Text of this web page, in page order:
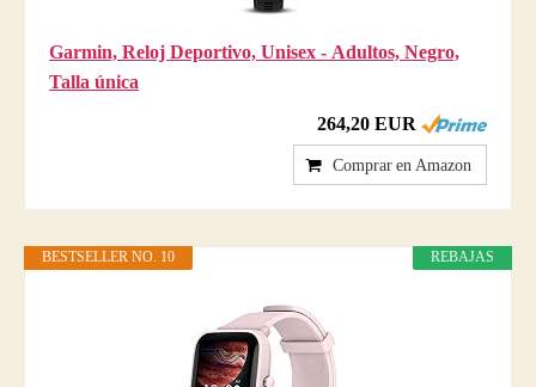
Garmin, Reloj Deportivo, Unisex - Adultos, Negro,
Talla única
264,20 EUR
Comprar en Amazon
REBAJAS
BESTSELLER NO. 10